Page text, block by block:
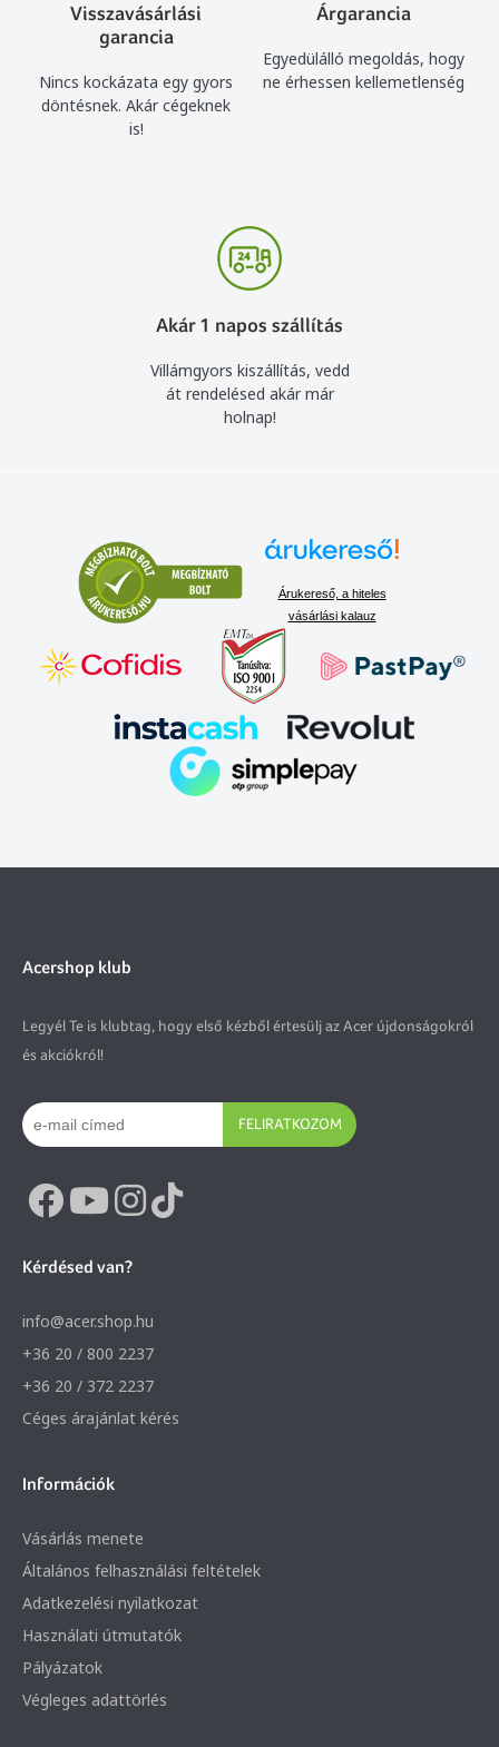
Visszavásárlási
garancia
Nincs kockázata egy gyors
döntésnek. Akár cégeknek
is!
Árgarancia
Egyedülálló megoldás, hogy
ne érhessen kellemetlenség
Akár 1 napos szállítás
Villámgyors kiszállítás, vedd
át rendelésed akár már
holnap!
Árukereső, a hiteles
vásárlási kalauz
Acershop klub
Legyél Te is klubtag, hogy első kézből értesülj az Acer újdonságokról
és akciókról!
FELIRATKOZOM
Kérdésed van?
info@acer.shop.hu
+36 20 / 800 2237
+36 20 / 372 2237
Céges árajánlat kérés
Információk
Vásárlás menete
Általános felhasználási feltételek
Adatkezelési nyilatkozat
Használati útmutatók
Pályázatok
Végleges adattörlés